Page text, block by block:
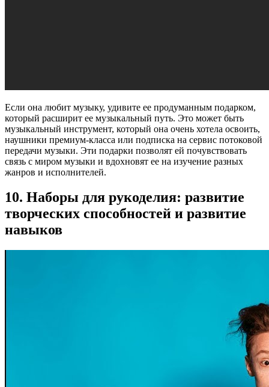
Если она любит музыку, удивите ее продуманным подарком,
который расширит ее музыкальный путь. Это может быть
музыкальный инструмент, который она очень хотела освоить,
наушники премиум-класса или подписка на сервис потоковой
передачи музыки. Эти подарки позволят ей почувствовать
связь с миром музыки и вдохновят ее на изучение разных
жанров и исполнителей.
10. Наборы для рукоделия: развитие
творческих способностей и развитие
навыков